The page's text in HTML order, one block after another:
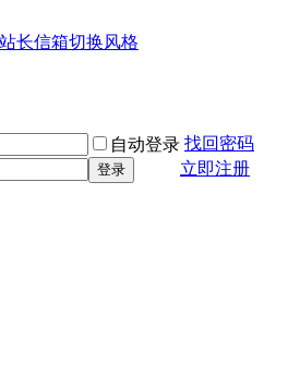
站长信箱切换风格
自动登录 找回密码
登录
立即注册